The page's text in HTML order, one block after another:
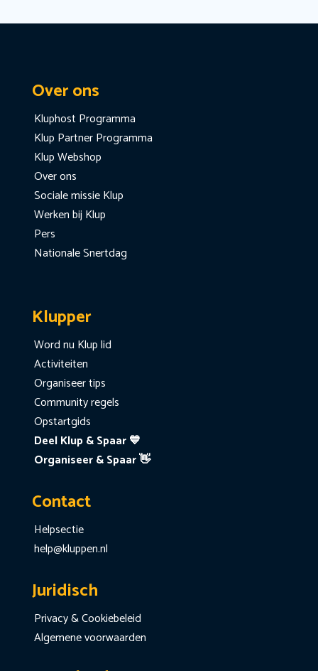
Over ons
Kluphost Programma
Klup Partner Programma
Klup Webshop
Over ons
Sociale missie Klup
Werken bij Klup
Pers
Nationale Snertdag
Klupper
Word nu Klup lid
Activiteiten
Organiseer tips
Community regels
Opstartgids
Deel Klup & Spaar 💙
Organiseer & Spaar 👋
Contact
Helpsectie
help@kluppen.nl
Juridisch
Privacy & Cookiebeleid
Algemene voorwaarden